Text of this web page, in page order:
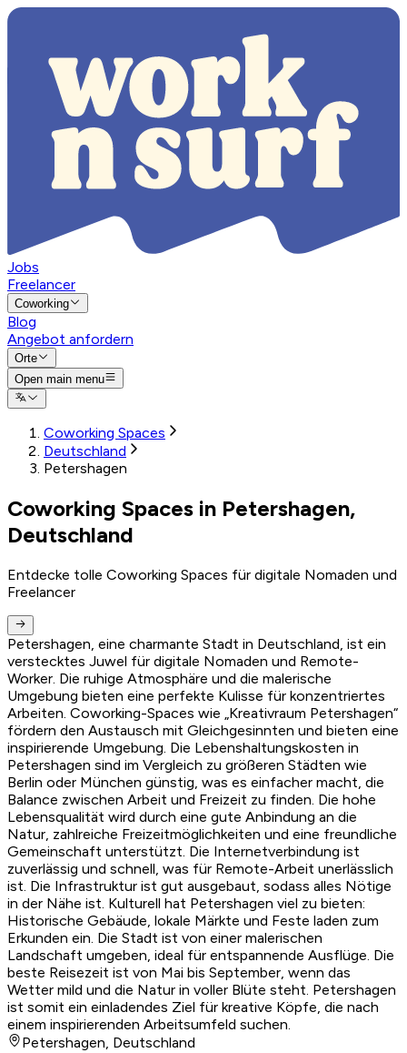
Jobs
Freelancer
Coworking
Blog
Angebot anfordern
Orte
Open main menu
Coworking Spaces
Deutschland
Petershagen
Coworking Spaces in Petershagen,
Deutschland
Entdecke tolle Coworking Spaces für digitale Nomaden und
Freelancer
Petershagen, eine charmante Stadt in Deutschland, ist ein
verstecktes Juwel für digitale Nomaden und Remote-
Worker. Die ruhige Atmosphäre und die malerische
Umgebung bieten eine perfekte Kulisse für konzentriertes
Arbeiten. Coworking-Spaces wie „Kreativraum Petershagen“
fördern den Austausch mit Gleichgesinnten und bieten eine
inspirierende Umgebung. Die Lebenshaltungskosten in
Petershagen sind im Vergleich zu größeren Städten wie
Berlin oder München günstig, was es einfacher macht, die
Balance zwischen Arbeit und Freizeit zu finden. Die hohe
Lebensqualität wird durch eine gute Anbindung an die
Natur, zahlreiche Freizeitmöglichkeiten und eine freundliche
Gemeinschaft unterstützt. Die Internetverbindung ist
zuverlässig und schnell, was für Remote-Arbeit unerlässlich
ist. Die Infrastruktur ist gut ausgebaut, sodass alles Nötige
in der Nähe ist. Kulturell hat Petershagen viel zu bieten:
Historische Gebäude, lokale Märkte und Feste laden zum
Erkunden ein. Die Stadt ist von einer malerischen
Landschaft umgeben, ideal für entspannende Ausflüge. Die
beste Reisezeit ist von Mai bis September, wenn das
Wetter mild und die Natur in voller Blüte steht. Petershagen
ist somit ein einladendes Ziel für kreative Köpfe, die nach
einem inspirierenden Arbeitsumfeld suchen.
Petershagen, Deutschland